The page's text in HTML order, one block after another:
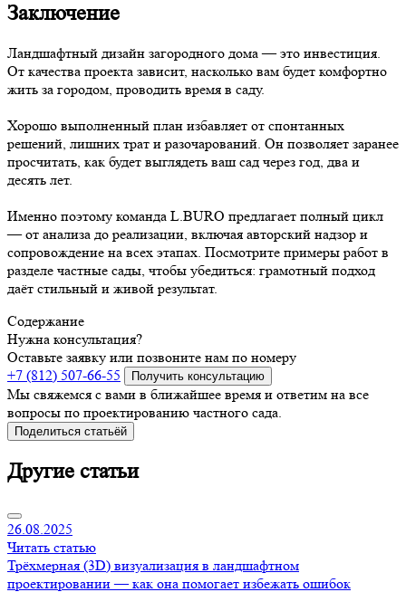
Заключение
Ландшафтный дизайн загородного дома — это инвестиция.
От качества проекта зависит, насколько вам будет комфортно
жить за городом, проводить время в саду.
Хорошо выполненный план избавляет от спонтанных
решений, лишних трат и разочарований. Он позволяет заранее
просчитать, как будет выглядеть ваш сад через год, два и
десять лет.
Именно поэтому команда L.BURO предлагает полный цикл
— от анализа до реализации, включая авторский надзор и
сопровождение на всех этапах. Посмотрите примеры работ в
разделе частные сады, чтобы убедиться: грамотный подход
даёт стильный и живой результат.
Содержание
Нужна консультация?
Оставьте заявку или позвоните нам по номеру
+7 (812) 507-66-55
Получить консультацию
Мы свяжемся с вами в ближайшее время и ответим на все
вопросы по проектированию частного сада.
Поделиться статьёй
Другие статьи
26.08.2025
Читать статью
Трёхмерная (3D) визуализация в ландшафтном
проектировании — как она помогает избежать ошибок